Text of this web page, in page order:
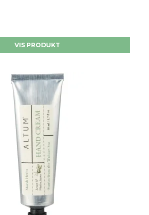
VIS PRODUKT